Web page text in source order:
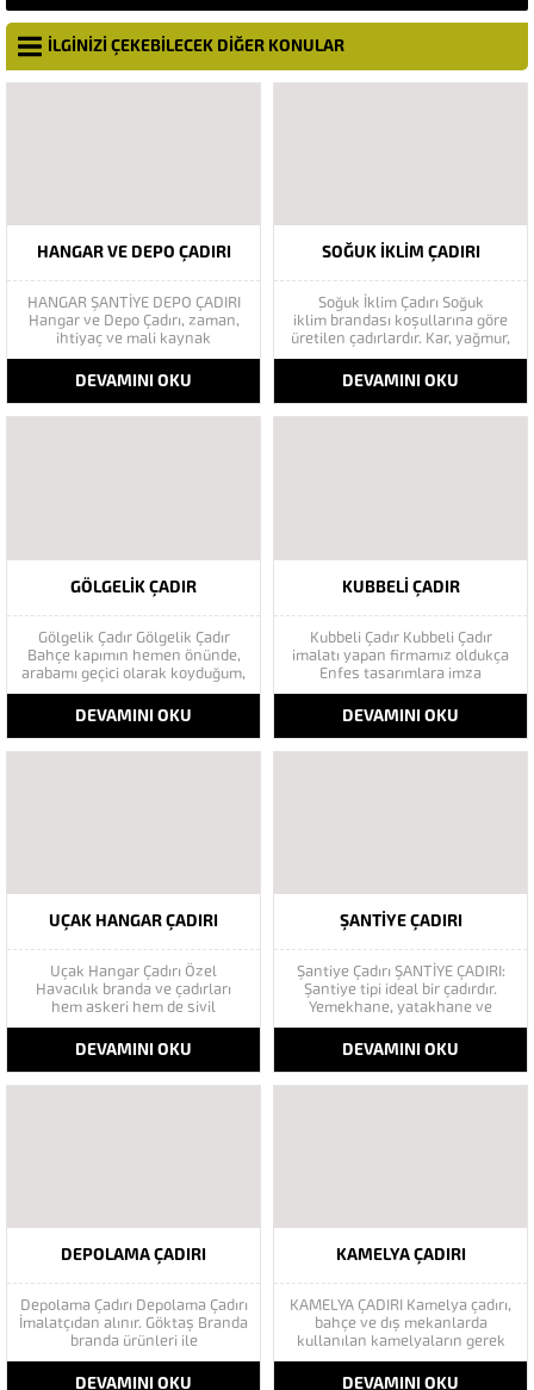
İLGİNİZİ ÇEKEBİLECEK DİĞER KONULAR
HANGAR VE DEPO ÇADIRI
HANGAR ŞANTİYE DEPO ÇADIRI
Hangar ve Depo Çadırı, zaman,
ihtiyaç ve mali kaynak
üçgeninde maksimum faydayı
sağlamak amacıyla tasarlanmış
yapılardır. Şantiye çadırları,
şantiyelerin zorlu çalışma
DEVAMINI OKU
SOĞUK İKLIM ÇADIRI
Soğuk İklim Çadırı Soğuk
iklim brandası koşullarına göre
üretilen çadırlardır. Kar, yağmur,
rüzgar vb. sert hava soğuk İklim
koşullarına göre çadır tipleri
değişmektedir. Askeri
çadırlarımız çabuk temin, her
DEVAMINI OKU
GÖLGELIK ÇADIR
Gölgelik Çadır Gölgelik Çadır
Bahçe kapımın hemen önünde,
arabamı geçici olarak koyduğum,
park ettiğim bir kaldırım parçası
var. Bunun yanına gölge yapacak
Çadır veya Tente düşündüm.
Özellikle Afrika veya bazen de
DEVAMINI OKU
KUBBELI ÇADIR
Kubbeli Çadır Kubbeli Çadır
imalatı yapan firmamız oldukça
Enfes tasarımlara imza
atmaktadır. Her zaman müşteri
isteklerini ön plan da tutarak
branda hizmeti veren firmamız
müşteri memnuniyetini
DEVAMINI OKU
UÇAK HANGAR ÇADIRI
Uçak Hangar Çadırı Özel
Havacılık branda ve çadırları
hem askeri hem de sivil
havacılık sektörüne hizmet
amaçlı ürettiğimiz yapılarımız
maliyeti düşük, kurulumu hızlı,
taşınması kolay ve acil
DEVAMINI OKU
ŞANTIYE ÇADIRI
Şantiye Çadırı ŞANTİYE ÇADIRI:
Şantiye tipi ideal bir çadırdır.
Yemekhane, yatakhane ve
depolama maksatlı olarak
kullanılabilir. Polyester
brandadan imal edilmiştir. Su
geçirmezdir. Yalıtımlı ve
DEVAMINI OKU
DEPOLAMA ÇADIRI
Depolama Çadırı Depolama Çadırı
İmalatçıdan alınır. Göktaş Branda
branda ürünleri ile
tasarlanabilecek tüm ürünleri
üretmektedir.Kurumsal bir firma
DEVAMINI OKU
KAMELYA ÇADIRI
KAMELYA ÇADIRI Kamelya çadırı,
bahçe ve dış mekanlarda
kullanılan kamelyaların gerek
üzerine gerekse komple
kamelya şeklinde yek bir
DEVAMINI OKU